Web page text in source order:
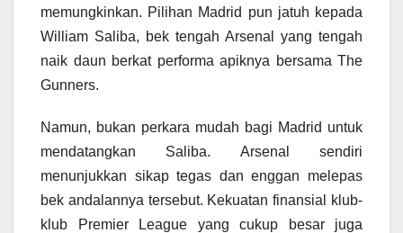
memungkinkan. Pilihan Madrid pun jatuh kepada
William Saliba, bek tengah Arsenal yang tengah
naik daun berkat performa apiknya bersama The
Gunners.
Namun, bukan perkara mudah bagi Madrid untuk
mendatangkan Saliba. Arsenal sendiri
menunjukkan sikap tegas dan enggan melepas
bek andalannya tersebut. Kekuatan finansial klub-
klub Premier League yang cukup besar juga